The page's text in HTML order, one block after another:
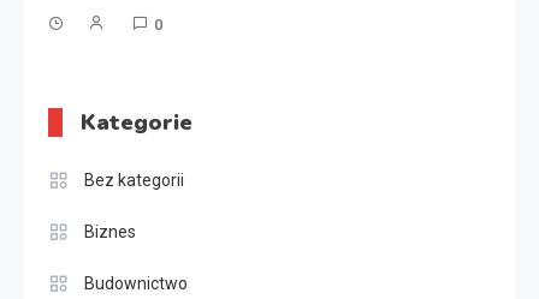
0
Kategorie
Bez kategorii
Biznes
Budownictwo